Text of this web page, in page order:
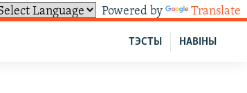
Powered by Translate
НАВІНЫ
ТЭСТЫ